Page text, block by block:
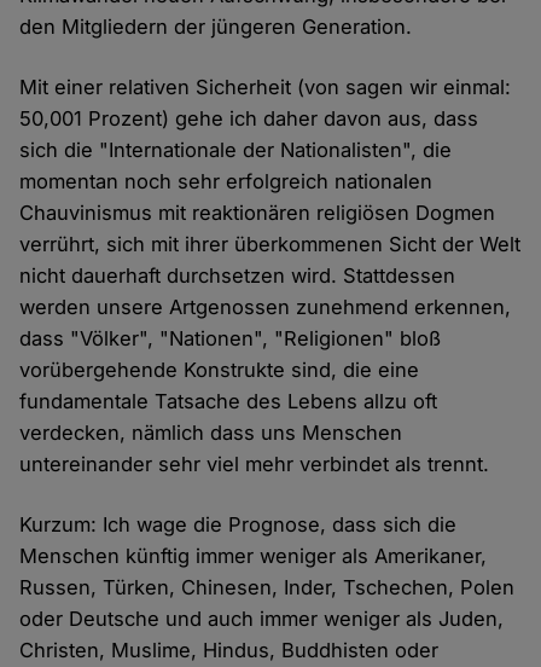
den Mitgliedern der jüngeren Generation.
Mit einer relativen Sicherheit (von sagen wir einmal:
50,001 Prozent) gehe ich daher davon aus, dass
sich die "Internationale der Nationalisten", die
momentan noch sehr erfolgreich nationalen
Chauvinismus mit reaktionären religiösen Dogmen
verrührt, sich mit ihrer überkommenen Sicht der Welt
nicht dauerhaft durchsetzen wird. Stattdessen
werden unsere Artgenossen zunehmend erkennen,
dass "Völker", "Nationen", "Religionen" bloß
vorübergehende Konstrukte sind, die eine
fundamentale Tatsache des Lebens allzu oft
verdecken, nämlich dass uns Menschen
untereinander sehr viel mehr verbindet als trennt.
Kurzum: Ich wage die Prognose, dass sich die
Menschen künftig immer weniger als Amerikaner,
Russen, Türken, Chinesen, Inder, Tschechen, Polen
oder Deutsche und auch immer weniger als Juden,
Christen, Muslime, Hindus, Buddhisten oder